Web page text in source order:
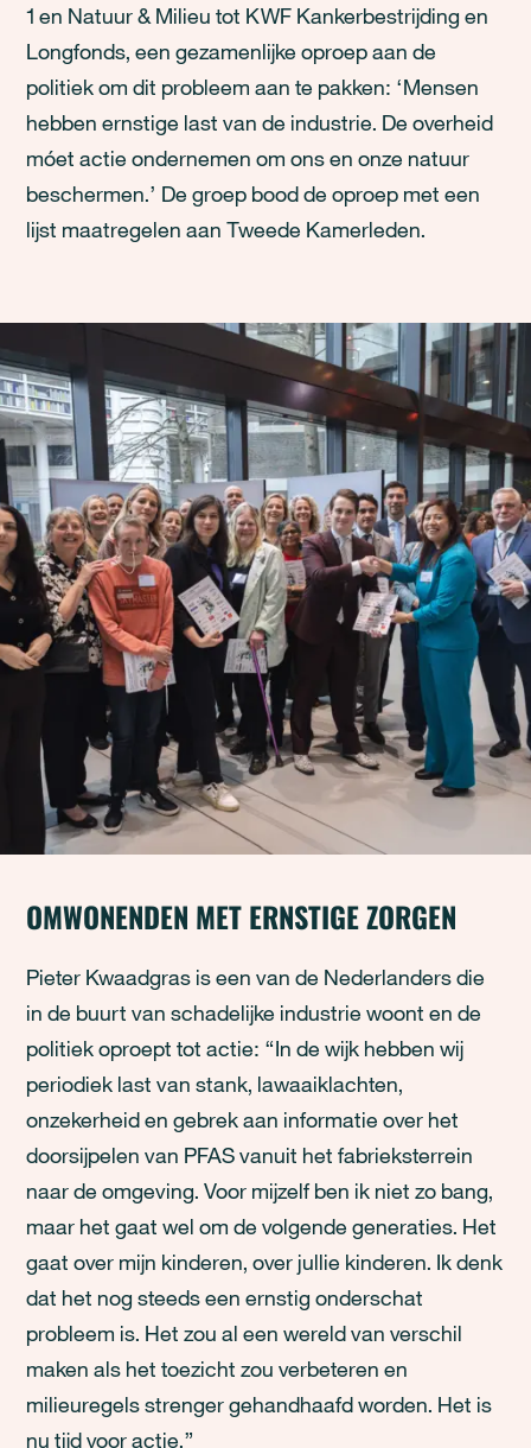
1 en Natuur & Milieu tot KWF Kankerbestrijding en
Longfonds, een gezamenlijke oproep aan de
politiek om dit probleem aan te pakken: ‘Mensen
hebben ernstige last van de industrie. De overheid
móet actie ondernemen om ons en onze natuur
beschermen.’ De groep bood de oproep met een
lijst maatregelen aan Tweede Kamerleden.
OMWONENDEN MET ERNSTIGE ZORGEN
Pieter Kwaadgras is een van de Nederlanders die
in de buurt van schadelijke industrie woont en de
politiek oproept tot actie: “In de wijk hebben wij
periodiek last van stank, lawaaiklachten,
onzekerheid en gebrek aan informatie over het
doorsijpelen van PFAS vanuit het fabrieksterrein
naar de omgeving. Voor mijzelf ben ik niet zo bang,
maar het gaat wel om de volgende generaties. Het
gaat over mijn kinderen, over jullie kinderen. Ik denk
dat het nog steeds een ernstig onderschat
probleem is. Het zou al een wereld van verschil
maken als het toezicht zou verbeteren en
milieuregels strenger gehandhaafd worden. Het is
nu tijd voor actie.”